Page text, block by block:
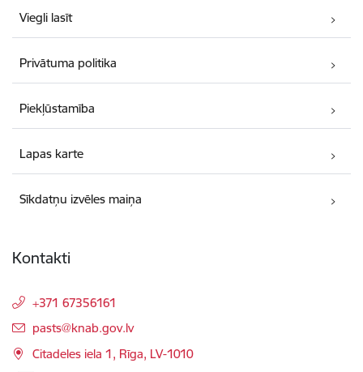
Viegli lasīt
Privātuma politika
Piekļūstamība
Lapas karte
Sīkdatņu izvēles maiņa
Kontakti
+371 67356161
E-pasts:
pasts@knab.gov.lv
Citadeles iela 1, Rīga, LV-1010